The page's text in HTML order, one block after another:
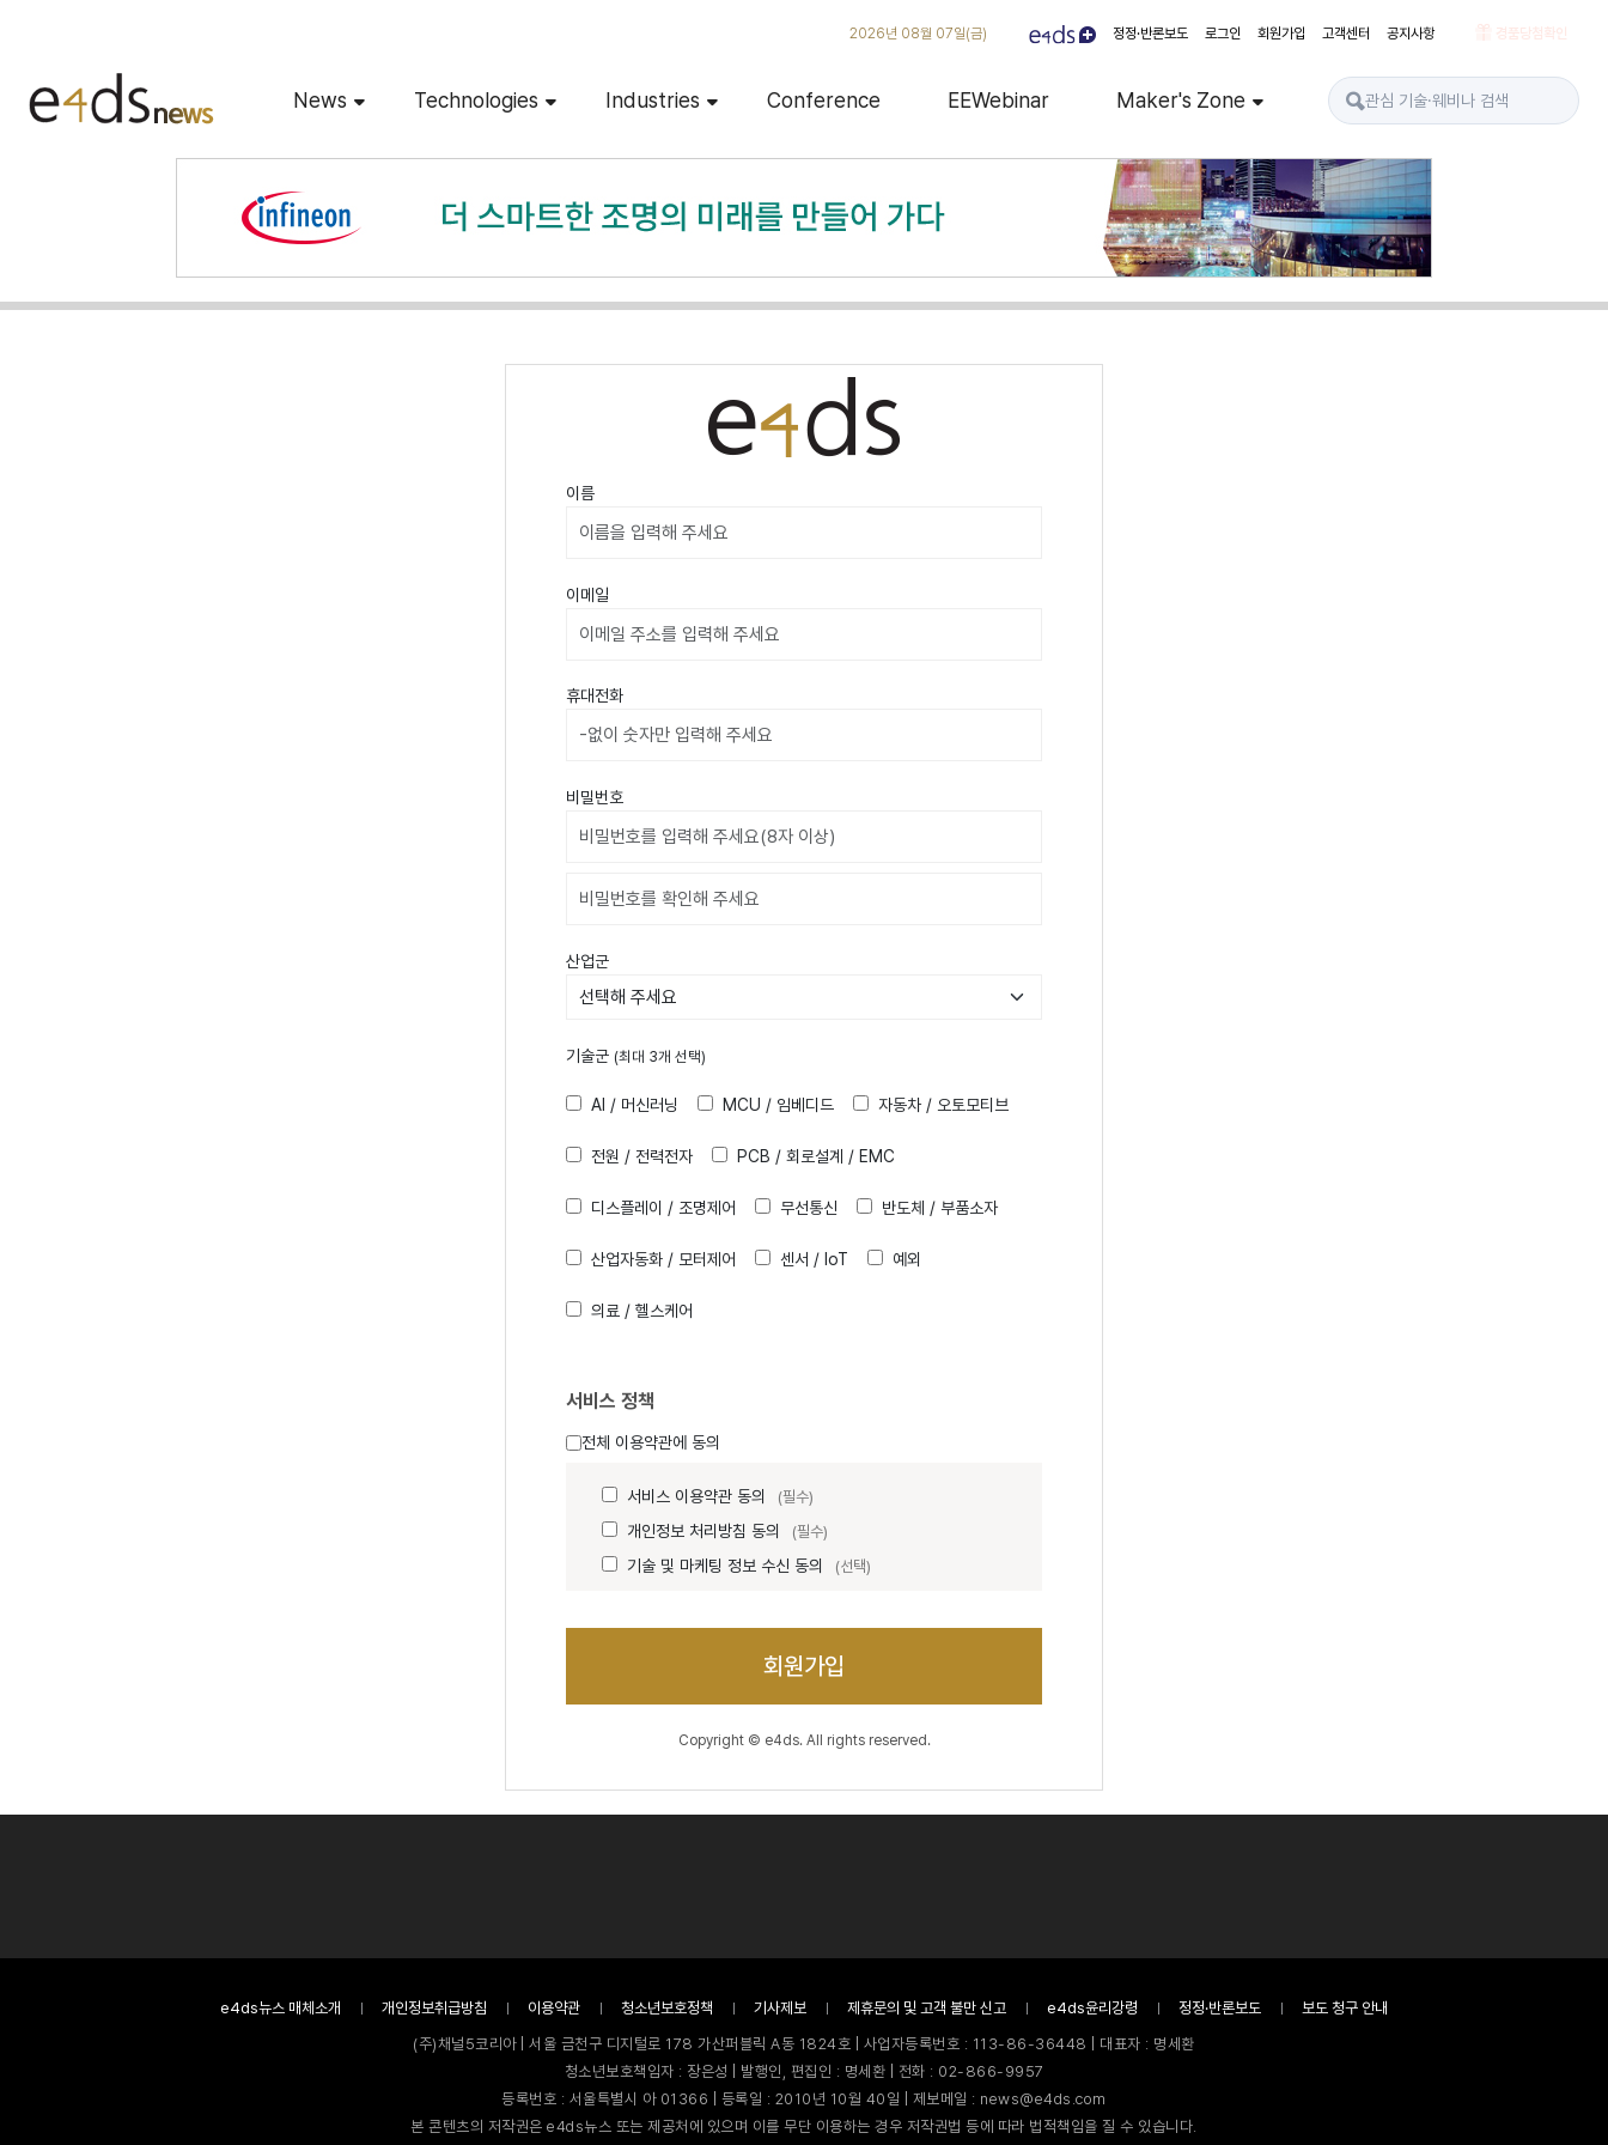
2026년 08월 07일(금) 정정·반론보도 로그인 회원가입 고객센터 공지사항 경품당첨확인
News Technologies Industries Conference EEWebinar Maker's Zone
이름
이메일
휴대전화
비밀번호
비밀번호확인
산업군
기술군 (최대 3개 선택)
AI / 머신러닝 MCU / 임베디드 자동차 / 오토모티브
전원 / 전력전자 PCB / 회로설계 / EMC
디스플레이 / 조명제어 무선통신 반도체 / 부품소자
산업자동화 / 모터제어 센서 / IoT 예외
의료 / 헬스케어
서비스 정책
전체 이용약관에 동의
서비스 이용약관 동의 (필수)
개인정보 처리방침 동의 (필수)
기술 및 마케팅 정보 수신 동의 (선택)
회원가입
Copyright © e4ds. All rights reserved.
e4ds뉴스 매체소개 개인정보취급방침 이용약관 청소년보호정책 기사제보 제휴문의 및 고객 불만 신고 e4ds윤리강령 정정·반론보도
보도 청구 안내
(주)채널5코리아 | 서울 금천구 디지털로 178 가산퍼블릭 A동 1824호 | 사업자등록번호 : 113-86-36448 | 대표자 : 명세환
청소년보호책임자 : 장은성 | 발행인, 편집인 : 명세환 | 전화 : 02-866-9957
등록번호 : 서울특별시 아 01366 | 등록일 : 2010년 10월 40일 | 제보메일 : news@e4ds.com
본 콘텐츠의 저작권은 e4ds뉴스 또는 제공처에 있으며 이를 무단 이용하는 경우 저작권법 등에 따라 법적책임을 질 수 있습니다.